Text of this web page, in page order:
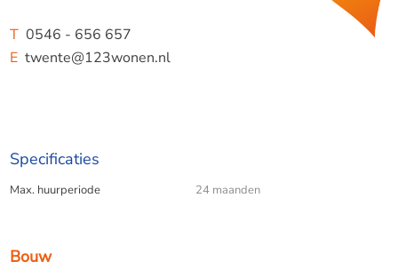
Bijzonderheden:
- Waarborgsom van 1 maand huur;
123Wonen Twente treedt bij deze woonruimte op als
T0546 - 656 657
Etwente@123wonen.nl
Specificaties
Max. huurperiode 24 maanden
Bouw